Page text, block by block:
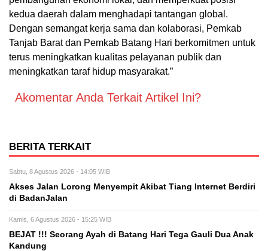
kedua daerah dalam menghadapi tantangan global.
Dengan semangat kerja sama dan kolaborasi, Pemkab
Tanjab Barat dan Pemkab Batang Hari berkomitmen untuk
terus meningkatkan kualitas pelayanan publik dan
meningkatkan taraf hidup masyarakat.”
Akomentar Anda Terkait Artikel Ini?
BERITA TERKAIT
Sabtu, 8 Agustus 2026 - 14:05 WIB
Akses Jalan Lorong Menyempit Akibat Tiang Internet Berdiri
di BadanJalan
Kamis, 6 Agustus 2026 - 15:25 WIB
BEJAT !!! Seorang Ayah di Batang Hari Tega Gauli Dua Anak
Kandung